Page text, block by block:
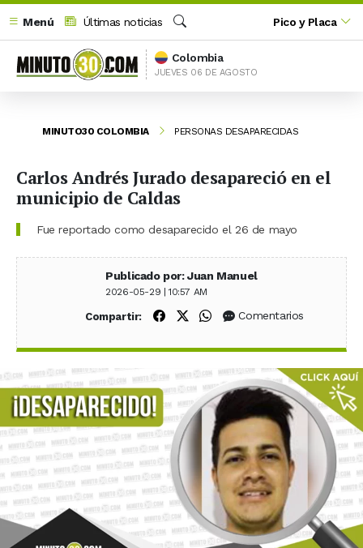
Menú
Últimas noticias
Buscar
Pico y Placa
Colombia
JUEVES 06 DE AGOSTO
MINUTO30 COLOMBIA PERSONAS DESAPARECIDAS
Carlos Andrés Jurado desapareció en el
municipio de Caldas
Fue reportado como desaparecido el 26 de mayo
Publicado por: Juan Manuel
2026-05-29 | 10:57 AM
Compartir: Compartir en Facebook
Compartir en X (Twitter)
Compartir en WhatsApp
Comentarios